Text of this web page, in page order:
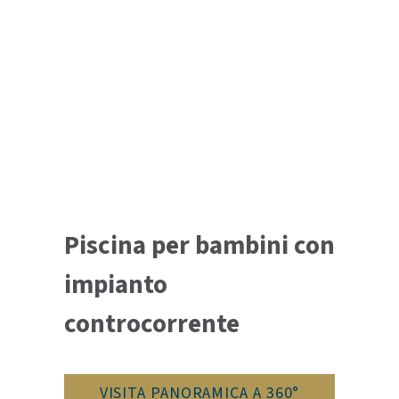
Piscina per bambini con
impianto
controcorrente
VISITA PANORAMICA A 360°